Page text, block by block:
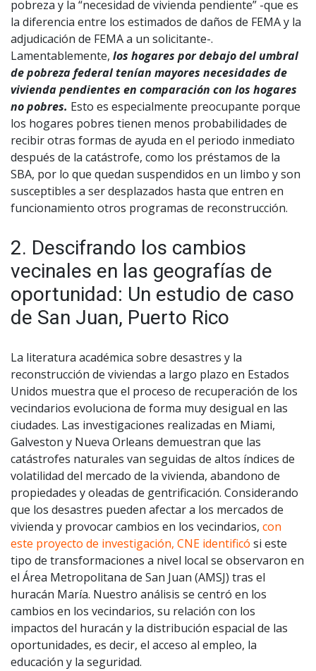
pobreza y la “necesidad de vivienda pendiente” -que es
la diferencia entre los estimados de daños de FEMA y la
adjudicación de FEMA a un solicitante-.
Lamentablemente, los hogares por debajo del umbral
de pobreza federal tenían mayores necesidades de
vivienda pendientes en comparación con los hogares
no pobres. Esto es especialmente preocupante porque
los hogares pobres tienen menos probabilidades de
recibir otras formas de ayuda en el periodo inmediato
después de la catástrofe, como los préstamos de la
SBA, por lo que quedan suspendidos en un limbo y son
susceptibles a ser desplazados hasta que entren en
funcionamiento otros programas de reconstrucción.
2. Descifrando los cambios
vecinales en las geografías de
oportunidad: Un estudio de caso
de San Juan, Puerto Rico
La literatura académica sobre desastres y la
reconstrucción de viviendas a largo plazo en Estados
Unidos muestra que el proceso de recuperación de los
vecindarios evoluciona de forma muy desigual en las
ciudades. Las investigaciones realizadas en Miami,
Galveston y Nueva Orleans demuestran que las
catástrofes naturales van seguidas de altos índices de
volatilidad del mercado de la vivienda, abandono de
propiedades y oleadas de gentrificación. Considerando
que los desastres pueden afectar a los mercados de
vivienda y provocar cambios en los vecindarios, con
este proyecto de investigación, CNE identificó si este
tipo de transformaciones a nivel local se observaron en
el Área Metropolitana de San Juan (AMSJ) tras el
huracán María. Nuestro análisis se centró en los
cambios en los vecindarios, su relación con los
impactos del huracán y la distribución espacial de las
oportunidades, es decir, el acceso al empleo, la
educación y la seguridad.